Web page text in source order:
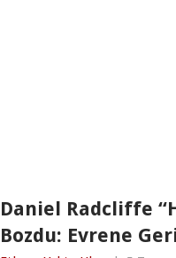
Daniel Radcliffe
Bozdu: Evrene